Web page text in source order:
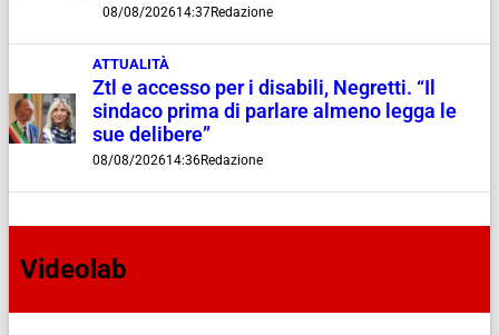
08/08/202614:37Redazione
ATTUALITÀ
Ztl e accesso per i disabili, Negretti. “Il
sindaco prima di parlare almeno legga le
sue delibere”
08/08/202614:36Redazione
Videolab